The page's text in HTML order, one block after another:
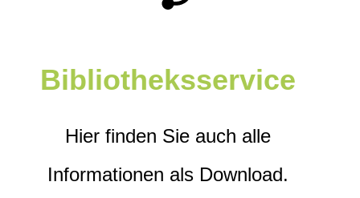
Bibliotheksservice
Hier finden Sie auch alle
Informationen als Download.